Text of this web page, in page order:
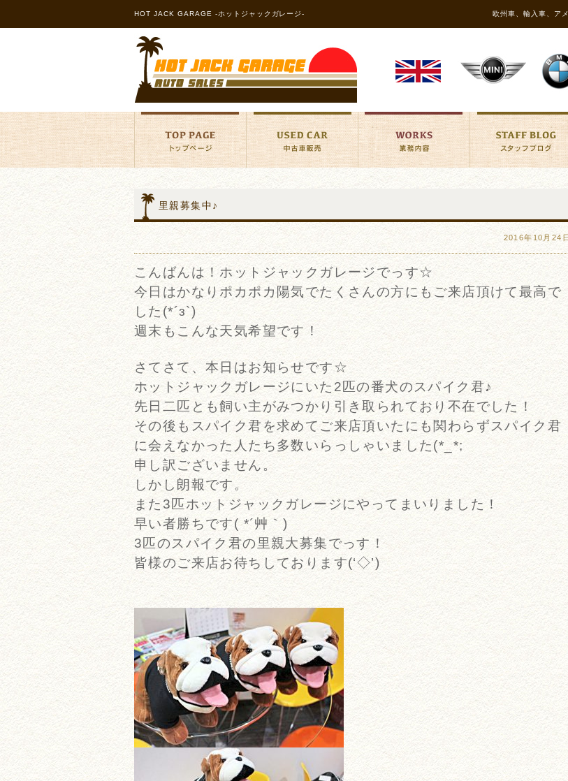
HOT JACK GARAGE -ホットジャックガレージ- 欧州車、輸入車、ア
里親募集中♪
2016年10月24日
こんばんは！ホットジャックガレージでっす☆
今日はかなりポカポカ陽気でたくさんの方にもご来店頂けて最高で
した(*´з`)
週末もこんな天気希望です！
さてさて、本日はお知らせです☆
ホットジャックガレージにいた2匹の番犬のスパイク君♪
先日二匹とも飼い主がみつかり引き取られており不在でした！
その後もスパイク君を求めてご来店頂いたにも関わらずスパイク君
に会えなかった人たち多数いらっしゃいました(*_*;
申し訳ございません。
しかし朗報です。
また3匹ホットジャックガレージにやってまいりました！
早い者勝ちです( *´艸｀)
3匹のスパイク君の里親大募集でっす！
皆様のご来店お待ちしております(‘◇’)ゞ